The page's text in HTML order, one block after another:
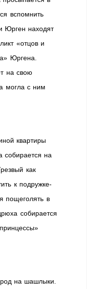
вспомнить
Юрген находят
«отцов и
Юргена.
на свою
могла с ним
квартиры
на
как
к подружке-
пощеголять в
собирается
на шашлыки.